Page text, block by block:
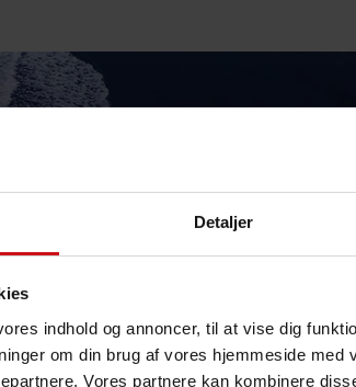
Detaljer
indhold og annoncer, til at vise dig
om din brug af vores hjemmeside med
Vores partnere kan kombinere